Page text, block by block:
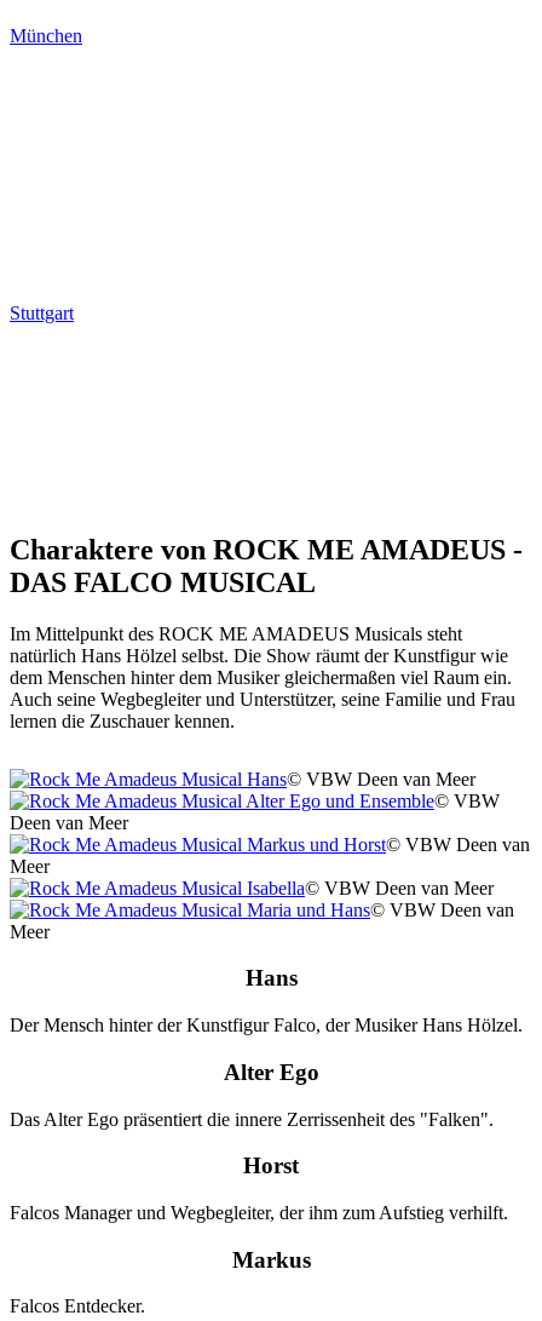
München
Stuttgart
Charaktere von ROCK ME AMADEUS -
DAS FALCO MUSICAL
Im Mittelpunkt des ROCK ME AMADEUS Musicals steht
natürlich Hans Hölzel selbst. Die Show räumt der Kunstfigur wie
dem Menschen hinter dem Musiker gleichermaßen viel Raum ein.
Auch seine Wegbegleiter und Unterstützer, seine Familie und Frau
lernen die Zuschauer kennen.
© VBW Deen van Meer
© VBW
Deen van Meer
© VBW Deen van
Meer
© VBW Deen van Meer
© VBW Deen van
Meer
Hans
Der Mensch hinter der Kunstfigur Falco, der Musiker Hans Hölzel.
Alter Ego
Das Alter Ego präsentiert die innere Zerrissenheit des "Falken".
Horst
Falcos Manager und Wegbegleiter, der ihm zum Aufstieg verhilft.
Markus
Falcos Entdecker.